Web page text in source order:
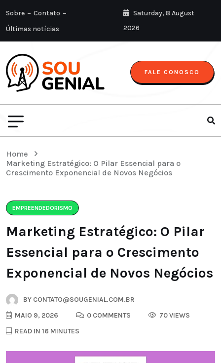
Sobre
Contato
Últimas notícias
Saturday, 8 August
2026
FALE CONOSCO
Home
Marketing Estratégico: O Pilar Essencial para o
Crescimento Exponencial de Novos Negócios
EMPREENDEDORISMO
Marketing Estratégico: O Pilar
Essencial para o Crescimento
Exponencial de Novos Negócios
BY CONTATO@SOUGENIAL.COM.BR
MAIO 9, 2026
0 COMMENTS
70 VIEWS
READ IN 16 MINUTES